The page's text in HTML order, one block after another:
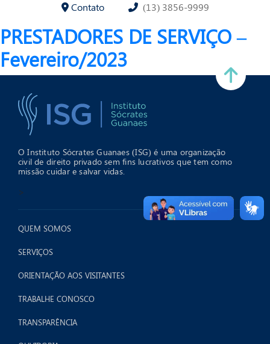
Contato (13) 3856-9999
PRESTADORES DE SERVIÇO –
Fevereiro/2023
O Instituto Sócrates Guanaes (ISG) é uma organização
civil de direito privado sem fins lucrativos que tem como
missão cuidar e salvar vidas.
>
QUEM SOMOS
SERVIÇOS
ORIENTAÇÃO AOS VISITANTES
TRABALHE CONOSCO
TRANSPARÊNCIA